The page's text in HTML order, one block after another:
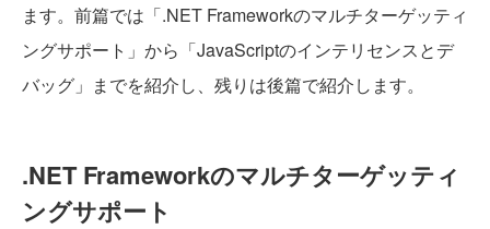
ます。前篇では「.NET Frameworkのマルチターゲッティ
ングサポート」から「JavaScriptのインテリセンスとデ
バッグ」までを紹介し、残りは後篇で紹介します。
.NET Frameworkのマルチターゲッティ
ングサポート